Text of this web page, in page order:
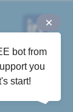
bot from
you
start!